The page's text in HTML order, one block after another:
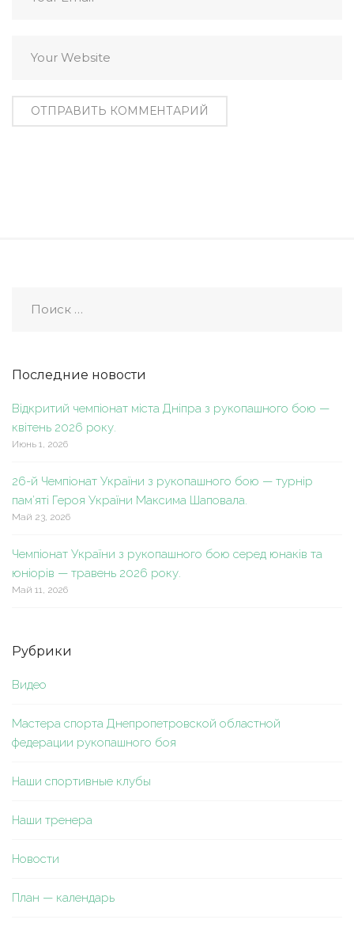
Последние новости
Відкритий чемпіонат міста Дніпра з рукопашного бою —
квітень 2026 року.
Июнь 1, 2026
26-й Чемпіонат України з рукопашного бою — турнір
пам’яті Героя України Максима Шаповала.
Май 23, 2026
Чемпіонат України з рукопашного бою серед юнаків та
юніорів — травень 2026 року.
Май 11, 2026
Рубрики
Видео
Мастера спорта Днепропетровской областной
федерации рукопашного боя
Наши спортивные клубы
Наши тренера
Новости
План — календарь